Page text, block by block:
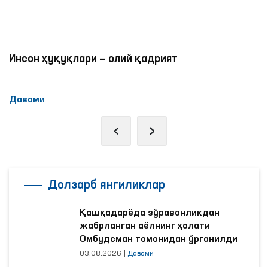
Инсон ҳуқуқлари — олий қадрият
Давоми
‹ ›
Долзарб янгиликлар
Қашқадарёда зўравонликдан
жабрланган аёлнинг ҳолати
Омбудсман томонидан ўрганилди
03.08.2026 Давоми